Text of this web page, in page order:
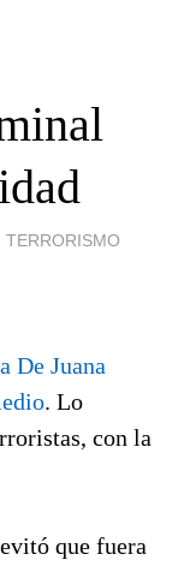
TERRORISMO
De Juana
. Lo
con la
que fuera